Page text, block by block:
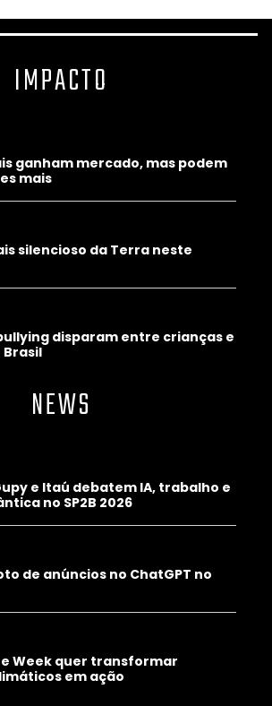
IMPACTO
ganham mercado, mas podem
mais
silencioso da Terra neste
disparam entre crianças e
NEWS
e Itaú debatem IA, trabalho e
no SP2B 2026
de anúncios no ChatGPT no
Week quer transformar
em ação